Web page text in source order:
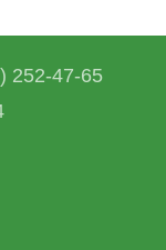
252-47-65